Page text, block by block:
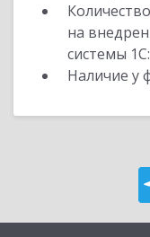
на
системы
Наличие у